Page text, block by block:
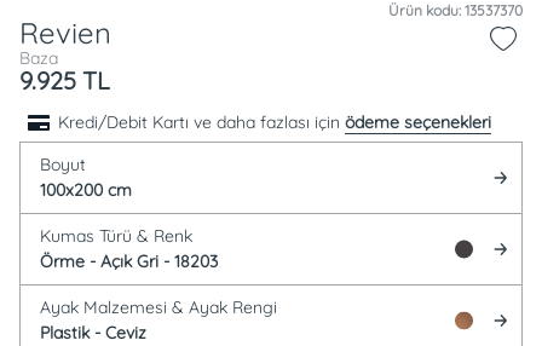
Ürün kodu: 13537370
Revien
Baza
9.925 TL
Kredi/Debit Kartı ve daha fazlası için ödeme seçenekleri
Boyut
100x200 cm
Kumas Türü & Renk
Örme - Açık Gri - 18203
Ayak Malzemesi & Ayak Rengi
Plastik - Ceviz